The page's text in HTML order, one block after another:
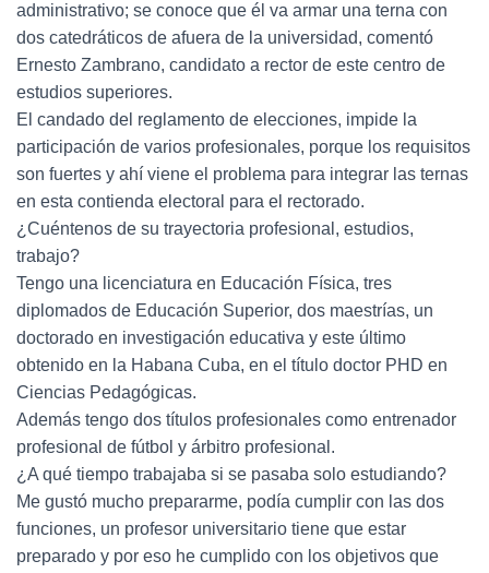
administrativo; se conoce que él va armar una terna con
dos catedráticos de afuera de la universidad, comentó
Ernesto Zambrano, candidato a rector de este centro de
estudios superiores.
El candado del reglamento de elecciones, impide la
participación de varios profesionales, porque los requisitos
son fuertes y ahí viene el problema para integrar las ternas
en esta contienda electoral para el rectorado.
¿Cuéntenos de su trayectoria profesional, estudios,
trabajo?
Tengo una licenciatura en Educación Física, tres
diplomados de Educación Superior, dos maestrías, un
doctorado en investigación educativa y este último
obtenido en la Habana Cuba, en el título doctor PHD en
Ciencias Pedagógicas.
Además tengo dos títulos profesionales como entrenador
profesional de fútbol y árbitro profesional.
¿A qué tiempo trabajaba si se pasaba solo estudiando?
Me gustó mucho prepararme, podía cumplir con las dos
funciones, un profesor universitario tiene que estar
preparado y por eso he cumplido con los objetivos que